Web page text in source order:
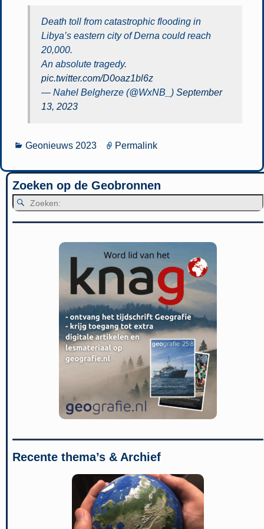
Death toll from catastrophic flooding in
Libya’s eastern city of Derna could reach
20,000.
An absolute tragedy.
pic.twitter.com/D0oaz1bl6z
— Nahel Belgherze (@WxNB_) September
13, 2023
Geonieuws 2023 Permalink
Zoeken op de Geobronnen
Recente thema’s & Archief